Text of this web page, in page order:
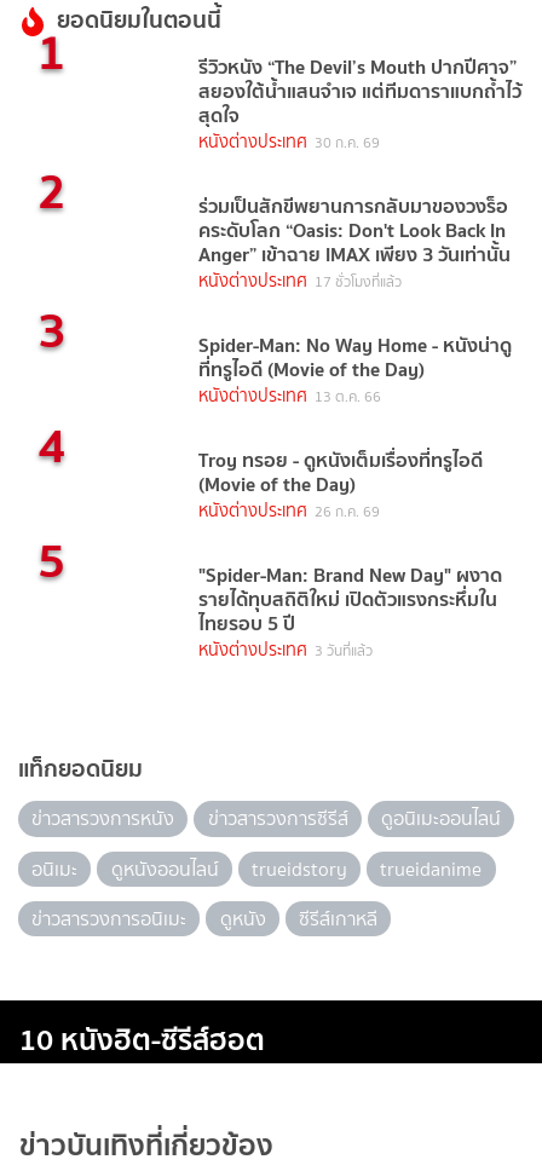
ยอดนิยมในตอนนี้
1 รีวิวหนัง “The Devil’s Mouth ปากปีศาจ”
สยองใต้น้ำแสนจำเจ แต่ทีมดาราแบกถ้ำไว้
สุดใจ
หนังต่างประเทศ 30 ก.ค. 69
2 ร่วมเป็นสักขีพยานการกลับมาของวงร็อ
คระดับโลก “Oasis: Don't Look Back In
Anger” เข้าฉาย IMAX เพียง 3 วันเท่านั้น
หนังต่างประเทศ 17 ชั่วโมงที่แล้ว
3 Spider-Man: No Way Home - หนังน่าดู
ที่ทรูไอดี (Movie of the Day)
หนังต่างประเทศ 13 ต.ค. 66
4 Troy ทรอย - ดูหนังเต็มเรื่องที่ทรูไอดี
(Movie of the Day)
หนังต่างประเทศ 26 ก.ค. 69
5 "Spider-Man: Brand New Day" ผงาด
รายได้ทุบสถิติใหม่ เปิดตัวแรงกระหึ่มใน
ไทยรอบ 5 ปี
หนังต่างประเทศ 3 วันที่แล้ว
แท็กยอดนิยม
ข่าวสารวงการหนัง ข่าวสารวงการซีรีส์
ดูอนิเมะออนไลน์
อนิเมะ
ดูหนังออนไลน์ trueidstory
trueidanime
ข่าวสารวงการอนิเมะ
ดูหนัง ซีรีส์เกาหลี
10 หนังฮิต-ซีรีส์ฮอต
ข่าวบันเทิงที่เกี่ยวข้อง